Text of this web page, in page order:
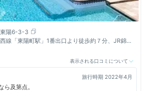
東陽6-3-3
線「東陽町駅」1番出口より徒歩約７分、JR錦糸
表示される口コミについて
旅行時期 2022年4月
ら及第点。